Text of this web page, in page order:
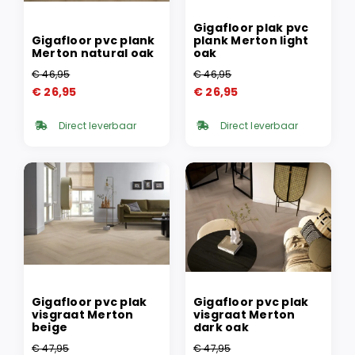
Gigafloor pvc plank
Merton natural oak
€46,95
Oorspronkelijke
was:
€ 26,95
Huidige
is: Direct leverbaar
Gigafloor plak pvc
plank Merton light
oak
€46,95
Oorspronkelijke
was:
€ 26,95
Huidige
is: Direct leverbaar
Gigafloor pvc plak
visgraat Merton
beige
€47,95
Gigafloor pvc plak
visgraat Merton
dark oak
€47,95